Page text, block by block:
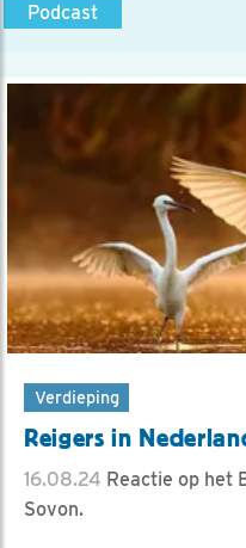
Podcast
Verdieping
Reigers in
16.08.24 Reactie op het
Sovon.